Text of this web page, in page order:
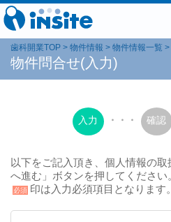
歯科開業TOP 物件情報 物件情報一覧
物件問合せ(入力)
入力 ・・・ 確認
以下をご記入頂き、個人情報の
へ進む」ボタンを押してください
必須 印は入力必須項目となります。